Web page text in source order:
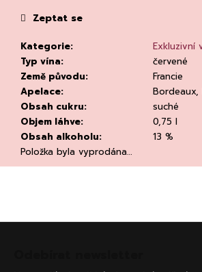
Kategorie:
Exkluzivní
Typ vína:
červené
Země původu:
Francie
Apelace:
Bordeaux,
Obsah cukru:
suché
Objem láhve:
0,75 l
Obsah alkoholu:
13 %
Položka byla vyprodána…
Zeptat se
e
m
e
CHATELDON,
VODA
Z